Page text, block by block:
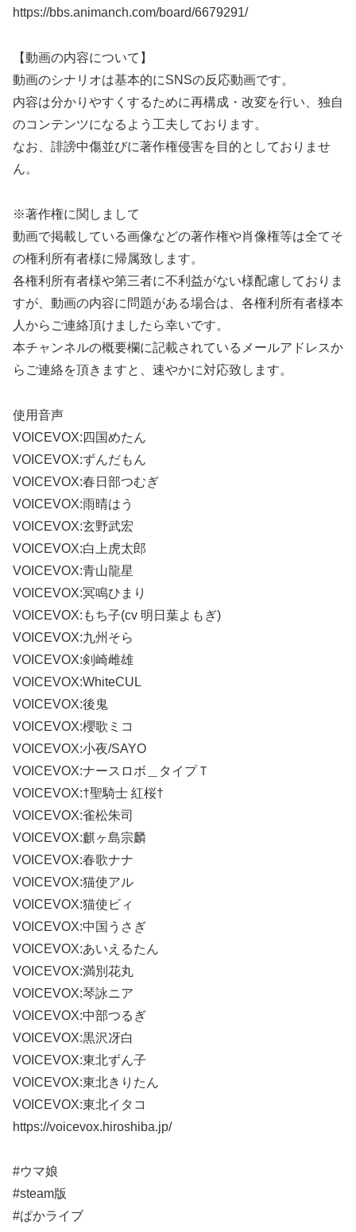
https://bbs.animanch.com/board/6679291/
【動画の内容について】
動画のシナリオは基本的にSNSの反応動画です。
内容は分かりやすくするために再構成・改変を行い、独自
のコンテンツになるよう工夫しております。
なお、誹謗中傷並びに著作権侵害を目的としておりませ
ん。
※著作権に関しまして
動画で掲載している画像などの著作権や肖像権等は全てそ
の権利所有者様に帰属致します。
各権利所有者様や第三者に不利益がない様配慮しておりま
すが、動画の内容に問題がある場合は、各権利所有者様本
人からご連絡頂けましたら幸いです。
本チャンネルの概要欄に記載されているメールアドレスか
らご連絡を頂きますと、速やかに対応致します。
使用音声
VOICEVOX:四国めたん
VOICEVOX:ずんだもん
VOICEVOX:春日部つむぎ
VOICEVOX:雨晴はう
VOICEVOX:玄野武宏
VOICEVOX:白上虎太郎
VOICEVOX:青山龍星
VOICEVOX:冥鳴ひまり
VOICEVOX:もち子(cv 明日葉よもぎ)
VOICEVOX:九州そら
VOICEVOX:剣崎雌雄
VOICEVOX:WhiteCUL
VOICEVOX:後鬼
VOICEVOX:櫻歌ミコ
VOICEVOX:小夜/SAYO
VOICEVOX:ナースロボ＿タイプＴ
VOICEVOX:†聖騎士 紅桜†
VOICEVOX:雀松朱司
VOICEVOX:麒ヶ島宗麟
VOICEVOX:春歌ナナ
VOICEVOX:猫使アル
VOICEVOX:猫使ビィ
VOICEVOX:中国うさぎ
VOICEVOX:あいえるたん
VOICEVOX:満別花丸
VOICEVOX:琴詠ニア
VOICEVOX:中部つるぎ
VOICEVOX:黒沢冴白
VOICEVOX:東北ずん子
VOICEVOX:東北きりたん
VOICEVOX:東北イタコ
https://voicevox.hiroshiba.jp/
#ウマ娘
#steam版
#ぱかライブ